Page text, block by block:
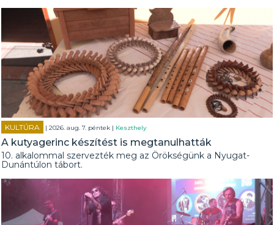
KULTÚRA | 2026. aug. 7. péntek | Keszthely
A kutyagerinc készítést is megtanulhatták
10. alkalommal szervezték meg az Örökségünk a Nyugat-
Dunántúlon tábort.